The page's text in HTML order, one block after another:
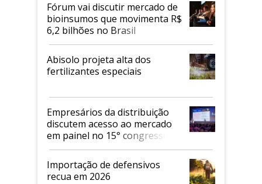
Fórum vai discutir mercado de
bioinsumos que movimenta R$
6,2 bilhões no Brasil
Abisolo projeta alta dos
fertilizantes especiais
Empresários da distribuição
discutem acesso ao mercado
em painel no 15° congresso
Andav
Importação de defensivos
recua em 2026